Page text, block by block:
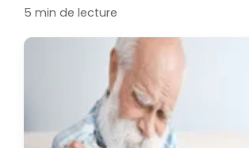
5 min de lecture